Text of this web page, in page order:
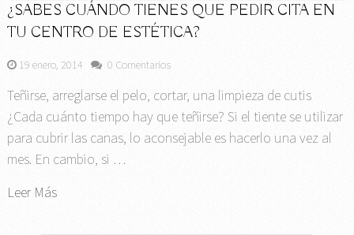
¿SABES CUÁNDO TIENES QUE PEDIR CITA EN
TU CENTRO DE ESTÉTICA?
19 enero, 2014 0 Comentarios
Teñirse, arreglarse el pelo, cortar, una limpieza de cutis
¿Cada cuánto tiempo hay que teñirse? Si el tiente se utilizar
para cubrir las canas, lo aconsejable es hacerlo una vez al
mes. En cambio, si …
Leer Más